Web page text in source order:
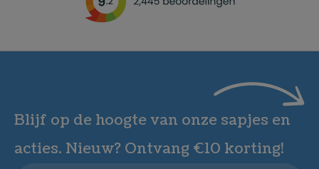
Blijf op de hoogte van onze sapjes en
acties. Nieuw? Ontvang €10 korting!